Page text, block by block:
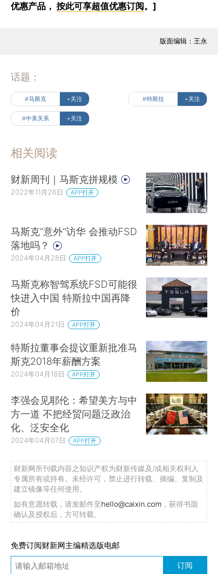
优惠产品，按此可享超值优惠订阅 。]
版面编辑：王永
话题：
#马斯克 +关注 #特斯拉 +关注
#中美关系 +关注
相关阅读
财新周刊｜马斯克拼规模
2022年11月26日 APP打开
马斯克“意外”访华 会推动FSD
落地吗？
2024年04月28日 APP打开
马斯克称智驾系统FSD可能很
快进入中国 特斯拉中国再降
价
2024年04月21日 APP打开
特斯拉董事会提议重新批准马
斯克2018年薪酬方案
2024年04月18日 APP打开
李强会见耶伦：希望美方与中
方一道 不把经贸问题泛政治
化、泛安全化
2024年04月07日 APP打开
财新网所刊载内容之知识产权为财新传媒及/或相关权利人
专属所有或持有。未经许可，禁止进行转载、摘编、复制及
建立镜像等任何使用。
如有意愿转载，请发邮件至hello@caixin.com ，获得书面
确认及授权后，方可转载。
免费订阅财新网主编精选版电邮
订阅